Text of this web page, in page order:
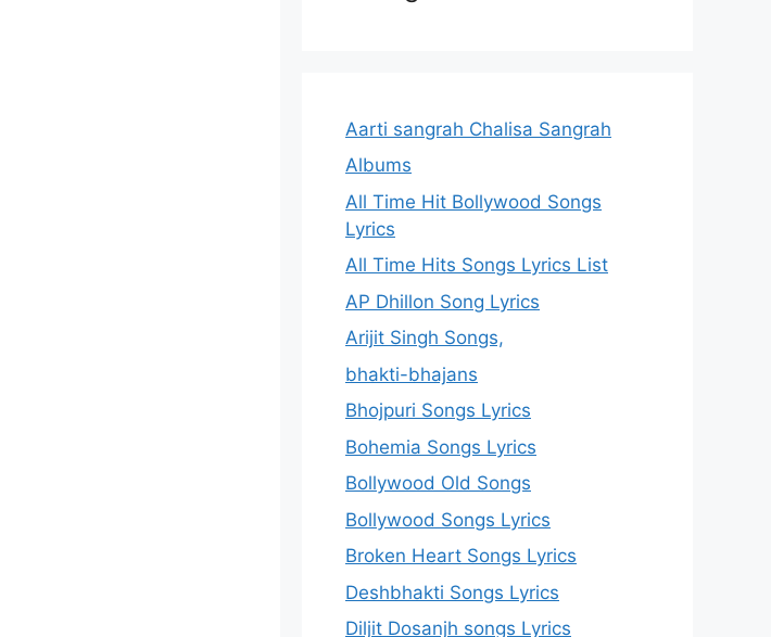
Aarti sangrah Chalisa Sangrah
Albums
All Time Hit Bollywood Songs
Lyrics
All Time Hits Songs Lyrics List
AP Dhillon Song Lyrics
Arijit Singh Songs,
bhakti-bhajans
Bhojpuri Songs Lyrics
Bohemia Songs Lyrics
Bollywood Old Songs
Bollywood Songs Lyrics
Broken Heart Songs Lyrics
Deshbhakti Songs Lyrics
Diljit Dosanjh songs Lyrics